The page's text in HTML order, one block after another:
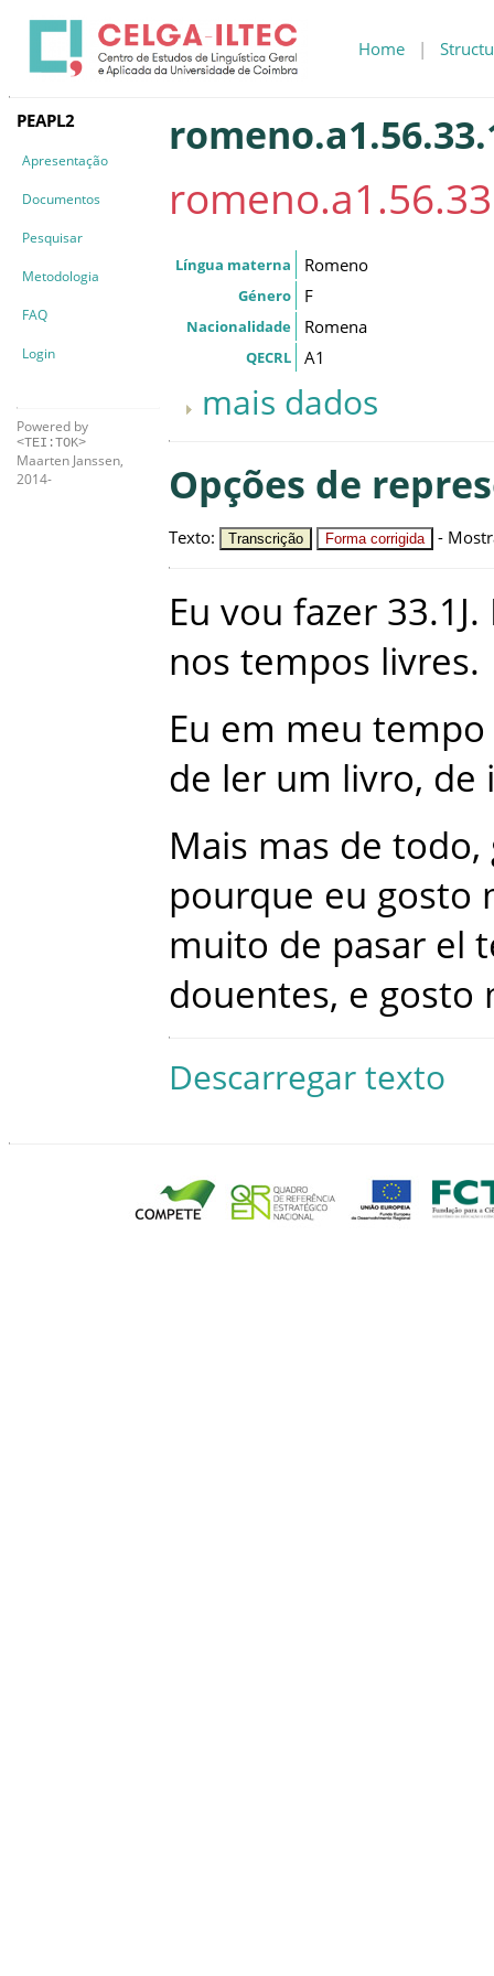
Home |
PEAPL2
Apresentação
Documentos
Pesquisar
Metodologia
FAQ
Login
Powered by
<TEI:TOK>
Maarten Janssen,
2014-
Língua materna Romeno
Género F
Nacionalidade Romena
QECRL A1
mais dados
Opções de
Texto: Transcrição Forma corrigida -
Eu vou fazer 33.1J.
nos tempos livres.
Eu em meu tempo
de ler um livro, de
Mais mas de todo,
pourque eu gosto
muito de pasar el
douentes, e gosto
Descarregar texto